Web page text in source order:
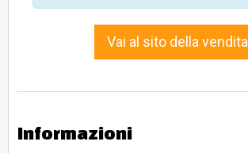
Vai al sito della vendita
Informazioni